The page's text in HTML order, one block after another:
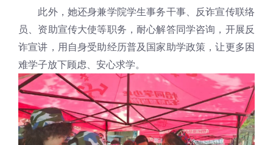
此外，她还身兼学院学生事务干事、反诈宣传联络
员、资助宣传大使等职务，耐心解答同学咨询，开展反
诈宣讲，用自身受助经历普及国家助学政策，让更多困
难学子放下顾虑、安心求学。